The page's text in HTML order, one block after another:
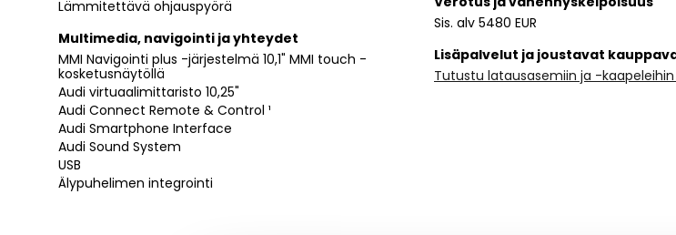
Lämmitettävä ohjauspyörä
Multimedia, navigointi ja yhteydet
MMI Navigointi plus -järjestelmä 10,1" MMI touch -
kosketusnäytöllä
Audi virtuaalimittaristo 10,25"
Audi Connect Remote & Control ¹
Audi Smartphone Interface
Audi Sound System
USB
Älypuhelimen integrointi
Sis. alv 5480 EUR
Lisäpalvelut ja joustavat
Tutustu latausasemiin ja -kaapeleihin